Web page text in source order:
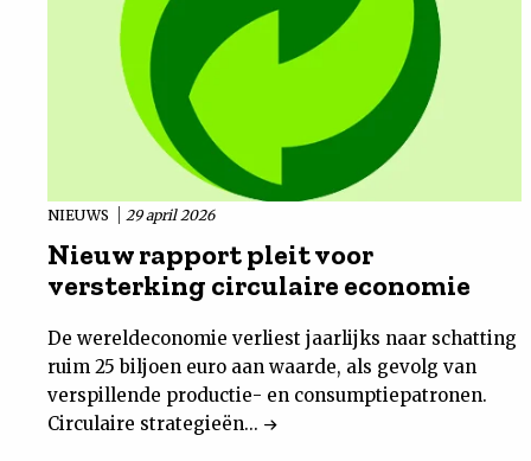
NIEUWS 29 april 2026
Nieuw rapport pleit voor
versterking circulaire economie
De wereldeconomie verliest jaarlijks naar schatting
ruim 25 biljoen euro aan waarde, als gevolg van
verspillende productie- en consumptiepatronen.
Circulaire strategieën...